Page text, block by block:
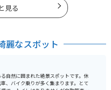
見る
麗なスポット
自然に囲まれた絶景スポットです。休
、バイク乗りが多く集まります。とて